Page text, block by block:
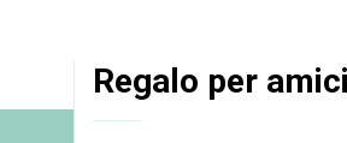
Regalo per